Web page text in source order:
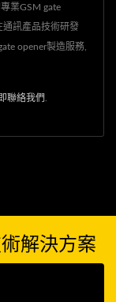
業GSM gate
通訊產品技術研發
opener製造服務,
聯絡我們
解決方案